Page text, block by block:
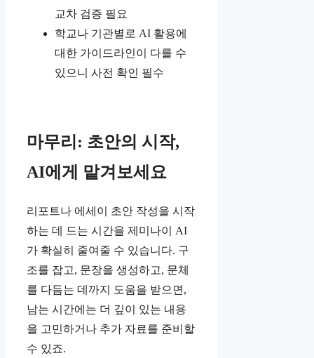
교차 검증 필요
학교나 기관별로 AI 활용에
대한 가이드라인이 다를 수
있으니 사전 확인 필수
마무리: 초안의 시작,
AI에게 맡겨보세요
리포트나 에세이 초안 작성을 시작
하는 데 드는 시간을 제미나이 AI
가 확실히 줄여줄 수 있습니다. 구
조를 잡고, 문장을 생성하고, 문체
를 다듬는 데까지 도움을 받으면,
남는 시간에는 더 깊이 있는 내용
을 고민하거나 추가 자료를 준비할
수 있죠.